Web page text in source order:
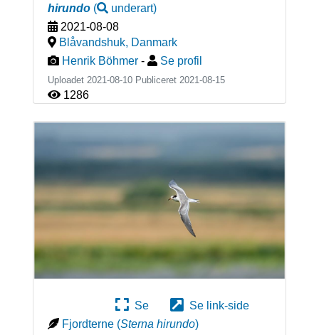
hirundo( underart)
2021-08-08
Blåvandshuk, Danmark
Henrik Böhmer - Se profil
Uploadet 2021-08-10 Publiceret 2021-08-15
1286
Se
Se link-side
Fjordterne (Sterna hirundo)